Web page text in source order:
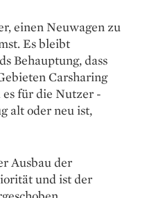
einen Neuwagen zu
Es bleibt
Behauptung, dass
Carsharing
für die Nutzer
alt oder neu ist,
Ausbau der
und ist der